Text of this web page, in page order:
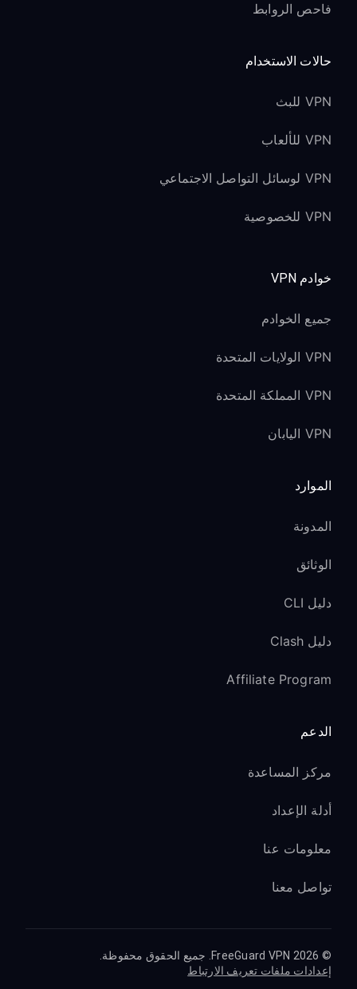
فاحص الروابط
حالات الاستخدام
VPN للبث
VPN للألعاب
VPN لوسائل التواصل الاجتماعي
VPN للخصوصية
خوادم VPN
جميع الخوادم
VPN الولايات المتحدة
VPN المملكة المتحدة
VPN اليابان
الموارد
المدونة
الوثائق
دليل CLI
دليل Clash
Affiliate Program
الدعم
مركز المساعدة
أدلة الإعداد
معلومات عنا
تواصل معنا
© 2026 FreeGuard VPN. جميع الحقوق محفوظة.
إعدادات ملفات تعريف الارتباط